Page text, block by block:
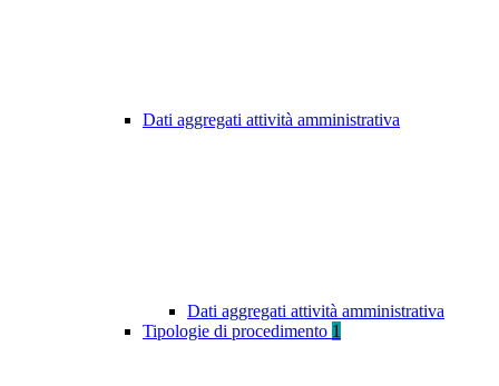
Dati aggregati attività amministrativa
Dati aggregati attività amministrativa
Tipologie di procedimento 1